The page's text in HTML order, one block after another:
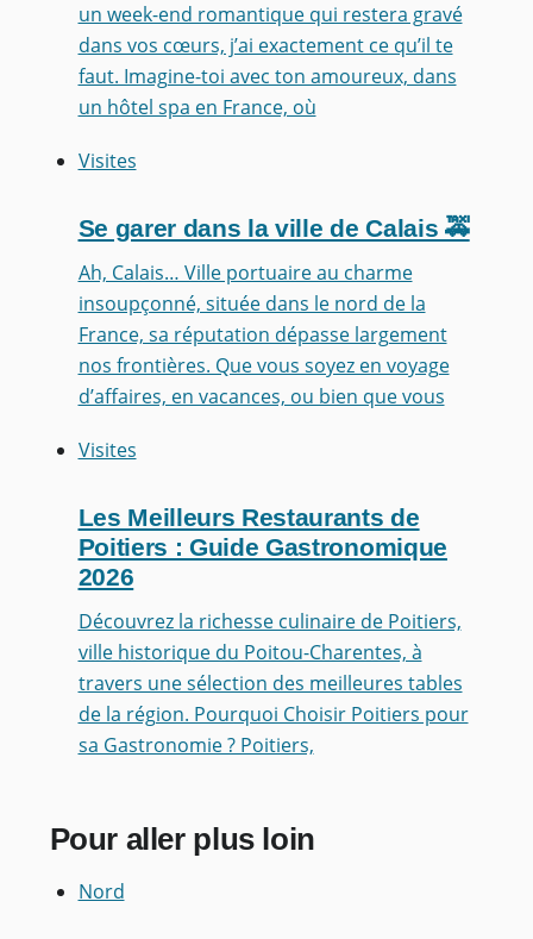
un week-end romantique qui restera gravé
dans vos cœurs, j’ai exactement ce qu’il te
faut. Imagine-toi avec ton amoureux, dans
un hôtel spa en France, où
Visites
Se garer dans la ville de Calais 🚕
Ah, Calais… Ville portuaire au charme
insoupçonné, située dans le nord de la
France, sa réputation dépasse largement
nos frontières. Que vous soyez en voyage
d’affaires, en vacances, ou bien que vous
Visites
Les Meilleurs Restaurants de
Poitiers : Guide Gastronomique
2026
Découvrez la richesse culinaire de Poitiers,
ville historique du Poitou-Charentes, à
travers une sélection des meilleures tables
de la région. Pourquoi Choisir Poitiers pour
sa Gastronomie ? Poitiers,
Pour aller plus loin
Nord